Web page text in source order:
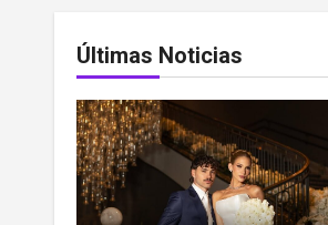
Últimas Noticias